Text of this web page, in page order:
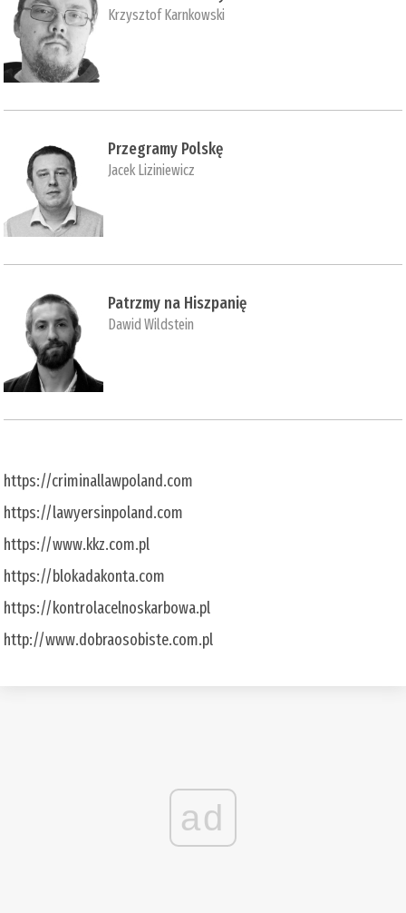
Krzysztof Karnkowski
Przegramy Polskę
Jacek Liziniewicz
Patrzmy na Hiszpanię
Dawid Wildstein
https://criminallawpoland.com
https://lawyersinpoland.com
https://www.kkz.com.pl
https://blokadakonta.com
https://kontrolacelnoskarbowa.pl
http://www.dobraosobiste.com.pl
ad